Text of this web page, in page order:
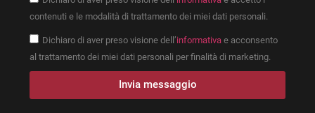
contenuti e le modalità di trattamento dei miei dati personali.
Dichiaro di aver preso visione dell’informativa e acconsento
al trattamento dei miei dati personali per finalità di marketing.
Invia messaggio